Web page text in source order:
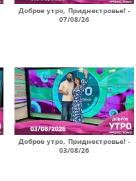
Доброе утро, Приднестровье! -
07/08/26
Доброе утро, Приднестровье! -
03/08/26